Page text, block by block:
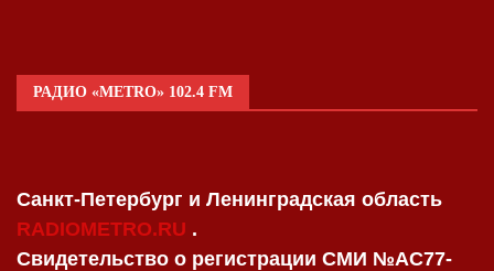
РАДИО «METRO» 102.4 FM
Санкт-Петербург и Ленинградская область
RADIOMETRO.RU .
Свидетельство о регистрации СМИ №AC77-